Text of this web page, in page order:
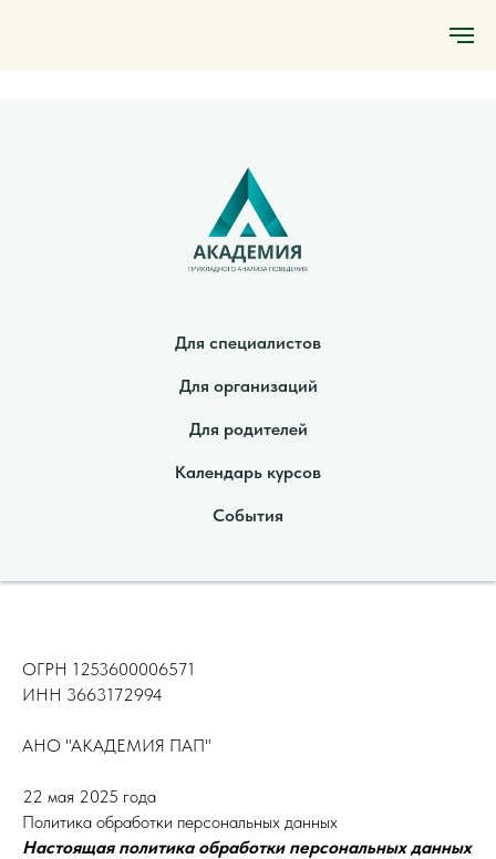
Для специалистов
Для организаций
Для родителей
Календарь курсов
События
ОГРН 1253600006571
ИНН 3663172994
АНО "АКАДЕМИЯ ПАП"
22 мая 2025 года
Политика обработки персональных данных
Настоящая политика обработки персональных данных